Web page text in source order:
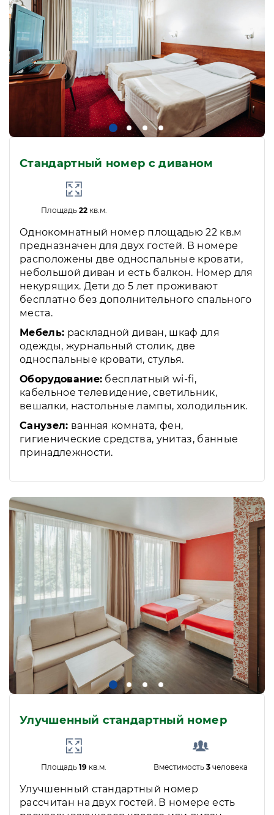
Стандартный номер с диваном
Площадь 22кв.м.
Однокомнатный номер площадью 22 кв.м
предназначен для двух гостей. В номере
расположены две односпальные кровати,
небольшой диван и есть балкон. Номер для
некурящих. Дети до 5 лет проживают
бесплатно без дополнительного спального
места.
Мебель: раскладной диван, шкаф для
одежды, журнальный столик, две
односпальные кровати, стулья.
Оборудование: бесплатный wi-fi,
кабельное телевидение, светильник,
вешалки, настольные лампы, холодильник.
Санузел: ванная комната, фен,
гигиенические средства, унитаз, банные
принадлежности.
Улучшенный стандартный номер
Площадь19 кв.м. Вместимость3 человека
Улучшенный стандартный номер
рассчитан на двух гостей. В номере есть